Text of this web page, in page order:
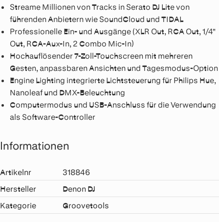
Streame Millionen von Tracks in Serato DJ Lite von
führenden Anbietern wie SoundCloud und TIDAL
Professionelle Ein- und Ausgänge (XLR Out, RCA Out, 1/4"
Out, RCA-Aux-In, 2 Combo Mic-In)
Hochauflösender 7-Zoll-Touchscreen mit mehreren
Gesten, anpassbaren Ansichten und Tagesmodus-Option
Engine Lighting integrierte Lichtsteuerung für Philips Hue,
Nanoleaf und DMX-Beleuchtung
Computermodus und USB-Anschluss für die Verwendung
als Software-Controller
Informationen
Artikelnr
318846
Hersteller
Denon DJ
Kategorie
Groovetools